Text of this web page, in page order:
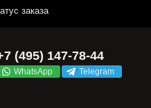
заказа
(495) 147-78-44
WhatsApp Telegram